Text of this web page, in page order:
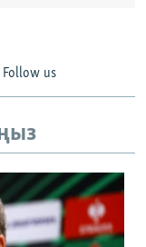
Follow us